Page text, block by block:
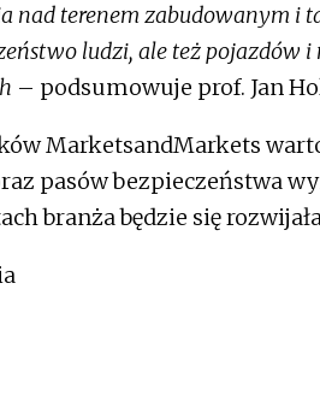
nad terenem zabudowanym i
ludzi, ale też pojazdów
– podsumowuje prof. Jan
MarketsandMarkets
pasów bezpieczeństwa
branża będzie się